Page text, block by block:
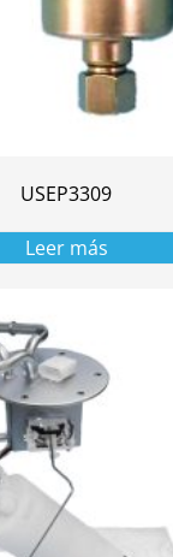
USEP3309
Leer más